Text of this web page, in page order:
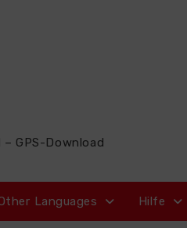
– GPS-Download
Languages Hilfe